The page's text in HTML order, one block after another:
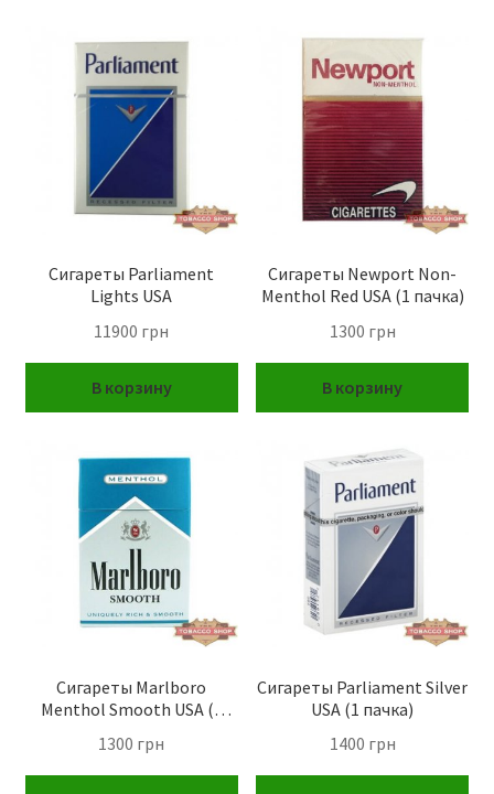
Сигареты Parliament
Lights USA
11900 грн
В корзину
Сигареты Newport Non-
Menthol Red USA (1 пачка)
1300 грн
В корзину
Сигареты Marlboro
Menthol Smooth USA (1
1300 грн
Сигареты Parliament Silver
USA (1 пачка)
1400 грн